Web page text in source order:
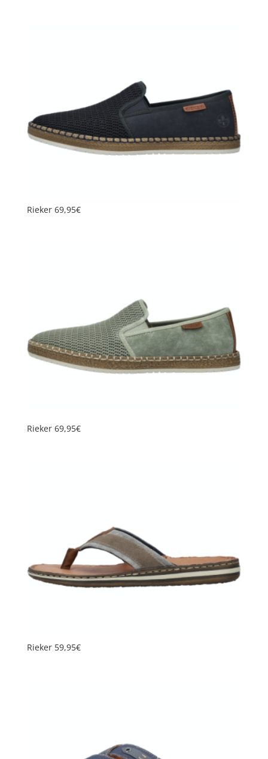
Rieker 69,95€
Rieker 69,95€
Rieker 59,95€